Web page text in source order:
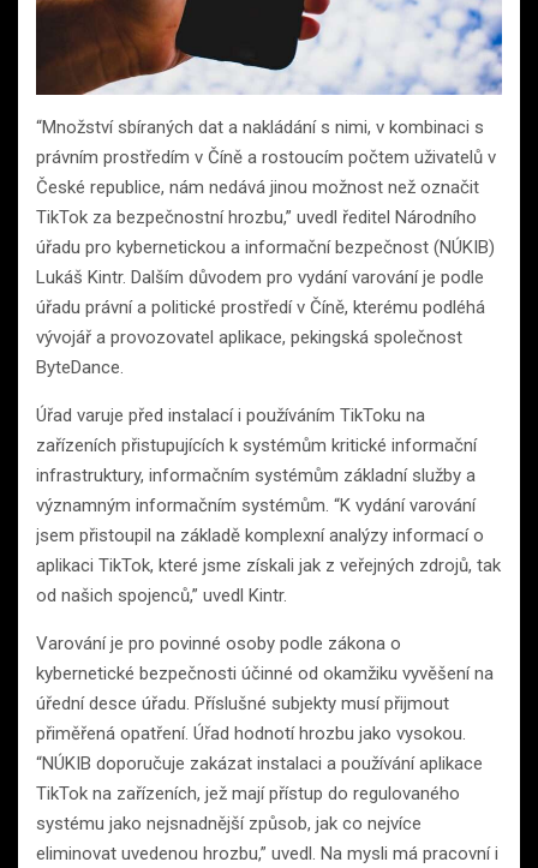
“Množství sbíraných dat a nakládání s nimi, v kombinaci s
právním prostředím v Číně a rostoucím počtem uživatelů v
České republice, nám nedává jinou možnost než označit
TikTok za bezpečnostní hrozbu,” uvedl ředitel Národního
úřadu pro kybernetickou a informační bezpečnost (NÚKIB)
Lukáš Kintr. Dalším důvodem pro vydání varování je podle
úřadu právní a politické prostředí v Číně, kterému podléhá
vývojář a provozovatel aplikace, pekingská společnost
ByteDance.
Úřad varuje před instalací i používáním TikToku na
zařízeních přistupujících k systémům kritické informační
infrastruktury, informačním systémům základní služby a
významným informačním systémům. “K vydání varování
jsem přistoupil na základě komplexní analýzy informací o
aplikaci TikTok, které jsme získali jak z veřejných zdrojů, tak
od našich spojenců,” uvedl Kintr.
Varování je pro povinné osoby podle zákona o
kybernetické bezpečnosti účinné od okamžiku vyvěšení na
úřední desce úřadu. Příslušné subjekty musí přijmout
přiměřená opatření. Úřad hodnotí hrozbu jako vysokou.
“NÚKIB doporučuje zakázat instalaci a používání aplikace
TikTok na zařízeních, jež mají přístup do regulovaného
systému jako nejsnadnější způsob, jak co nejvíce
eliminovat uvedenou hrozbu,” uvedl. Na mysli má pracovní i